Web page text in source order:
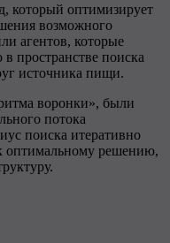
который оптимизирует
возможного
агентов, которые
пространстве поиска
источника пищи.
воронки», были
потока
поиска итеративно
оптимальному решению,